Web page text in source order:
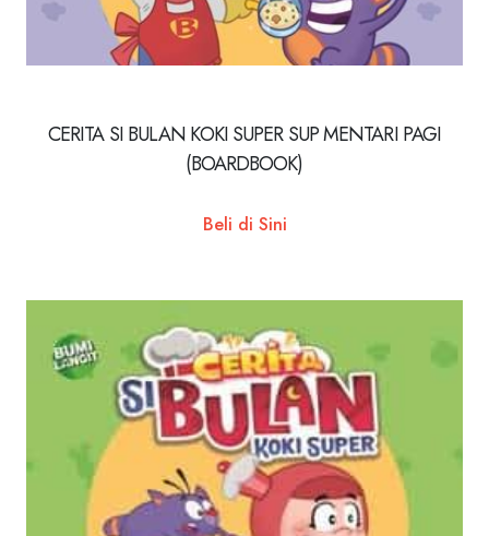
CERITA SI BULAN KOKI SUPER SUP MENTARI PAGI
(BOARDBOOK)
Beli di Sini